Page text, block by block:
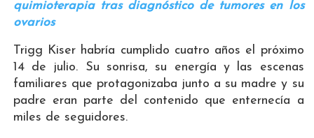
quimioterapia tras diagnóstico de tumores en los
ovarios
Trigg Kiser habría cumplido cuatro años el próximo
14 de julio. Su sonrisa, su energía y las escenas
familiares que protagonizaba junto a su madre y su
padre eran parte del contenido que enternecía a
miles de seguidores.